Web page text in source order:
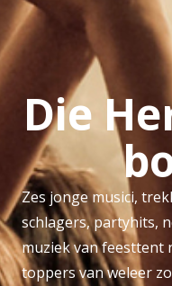
Die
Zes jonge musici,
schlagers, partyhits,
muziek van feesttent
toppers van weleer